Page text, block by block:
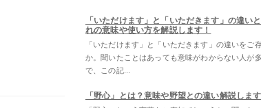
「いただけます」と「いただきます」の違い
れの意味や使い方を解説します！
「いただけます」と「いただきます」の違いをご
か。聞いたことはあっても意味がわからない人が
で、この記...
「野心」とは？意味や野望との違い解説します